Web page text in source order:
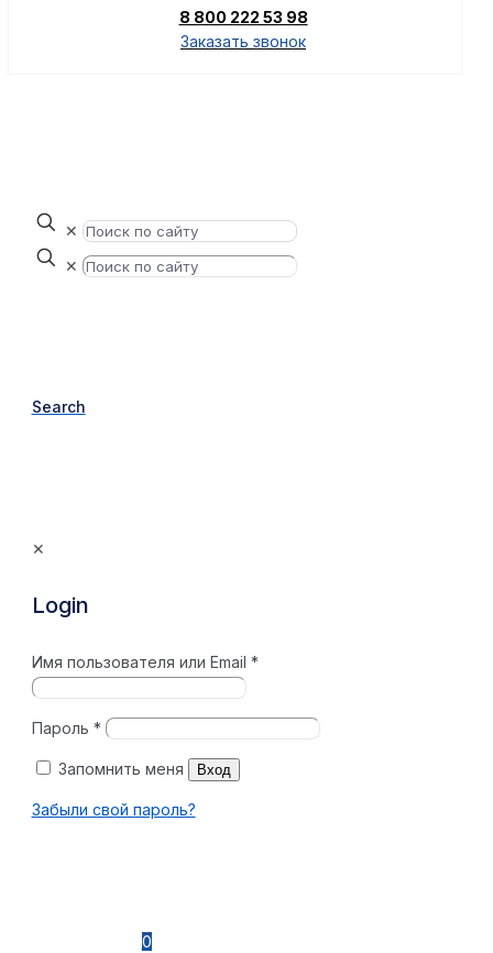
8 800 222 53 98
Заказать звонок
✕
✕
Search
✕
Login
Имя пользователя или Email *
Пароль *
Запомнить меня Вход
Забыли свой пароль?
0